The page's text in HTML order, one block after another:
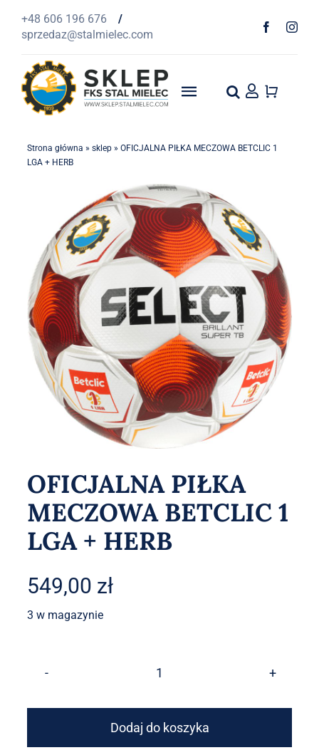
+48 606 196 676
/
sprzedaz@stalmielec.com
Toggle
Szaliki
1939
Akcesoria
O sklepie
Strona główna » sklep» OFICJALNA PIŁKA MECZOWA BETCLIC 1
LGA + HERB
OFICJALNA PIŁKA
MECZOWA BETCLIC 1
LGA + HERB
549,00 zł
3 w magazynie
ilość
PIŁKA
MECZOWA
Dodaj do koszyka